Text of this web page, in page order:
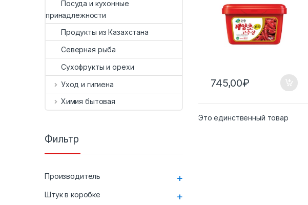
745,00₽
Это единственный товар
Посуда и кухонные
принадлежности
Продукты из Казахстана
Северная рыба
Сухофрукты и орехи
Уход и гигиена
Химия бытовая
Фильтр
Производитель +
Штук в коробке +